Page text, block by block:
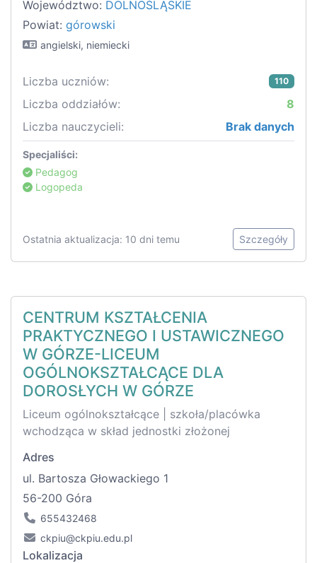
Województwo: DOLNOŚLĄSKIE
Powiat: górowski
angielski, niemiecki
Liczba uczniów: 110
Liczba oddziałów:
8
Liczba nauczycieli:
Brak danych
Specjaliści:
Pedagog
Logopeda
Ostatnia aktualizacja: 10 dni temu Szczegóły
CENTRUM KSZTAŁCENIA
PRAKTYCZNEGO I USTAWICZNEGO
W GÓRZE-LICEUM
OGÓLNOKSZTAŁCĄCE DLA
DOROSŁYCH W GÓRZE
Liceum ogólnokształcące | szkoła/placówka
wchodząca w skład jednostki złożonej
Adres
ul. Bartosza Głowackiego 1
56-200 Góra
655432468
ckpiu@ckpiu.edu.pl
Lokalizacja